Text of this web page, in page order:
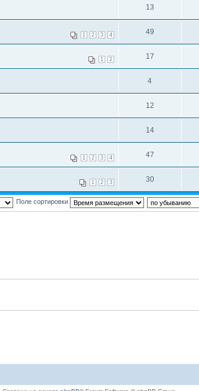
13
1 2 3 4 49
1 2 17
4
12
14
1 2 3 4 47
1 2 3 30
Поле сортировки